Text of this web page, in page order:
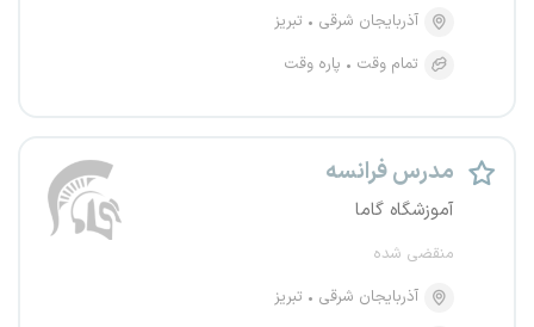
آذربایجان شرقی
تبریز
تمام وقت
پاره وقت
مدرس فرانسه
آموزشگاه گاما
منقضی شده
آذربایجان شرقی
تبریز